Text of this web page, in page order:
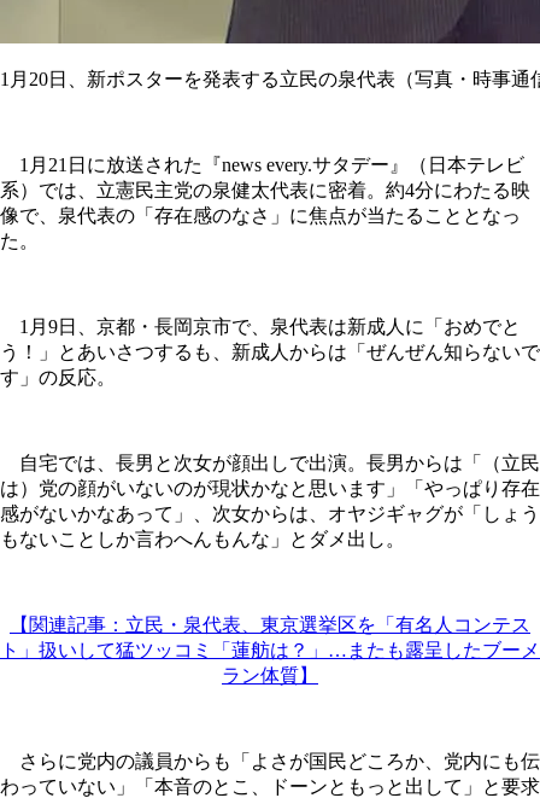
1月20日、新ポスターを発表する立民の泉代表（写真・時事通
1月21日に放送された『news every.サタデー』（日本テレビ
系）では、立憲民主党の泉健太代表に密着。約4分にわたる映
像で、泉代表の「存在感のなさ」に焦点が当たることとなっ
た。
1月9日、京都・長岡京市で、泉代表は新成人に「おめでと
う！」とあいさつするも、新成人からは「ぜんぜん知らないで
す」の反応。
自宅では、長男と次女が顔出しで出演。長男からは「（立民
は）党の顔がいないのが現状かなと思います」「やっぱり存在
感がないかなあって」、次女からは、オヤジギャグが「しょう
もないことしか言わへんもんな」とダメ出し。
【関連記事：立民・泉代表、東京選挙区を「有名人コンテス
ト」扱いして猛ツッコミ「蓮舫は？」…またも露呈したブーメ
ラン体質】
さらに党内の議員からも「よさが国民どころか、党内にも伝
わっていない」「本音のとこ、ドーンともっと出して」と要求